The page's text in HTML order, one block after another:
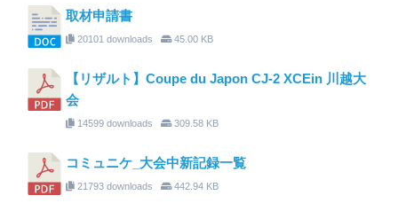
取材申請書
20101 downloads 45.00 KB
【リザルト】Coupe du Japon CJ-2 XCEin 川越大
会
14599 downloads 309.58 KB
コミュニケ_大会中新記録一覧
21793 downloads 442.94 KB